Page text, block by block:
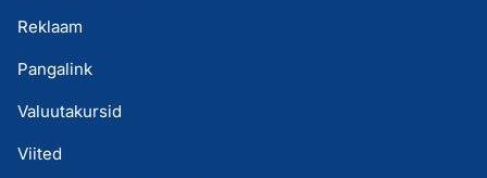
Reklaam
Pangalink
Valuutakursid
Viited